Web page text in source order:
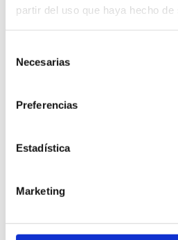
partir del uso que haya hecho
Necesarias
Preferencias
Estadística
Marketing
Residencial
la Cadena
Arquitectura residencial:
discreto y funcional El
construcción en la rivera